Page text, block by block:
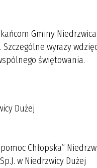
Gminy
wyrazy
świętowania.
Dużej
Chłopska”
w Niedrzwicy Dużej